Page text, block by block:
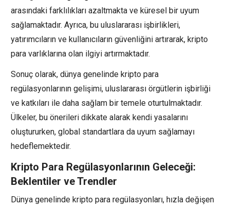
arasındaki farklılıkları azaltmakta ve küresel bir uyum
sağlamaktadır. Ayrıca, bu uluslararası işbirlikleri,
yatırımcıların ve kullanıcıların güvenliğini artırarak, kripto
para varlıklarına olan ilgiyi artırmaktadır.
Sonuç olarak, dünya genelinde kripto para
regülasyonlarının gelişimi, uluslararası örgütlerin işbirliği
ve katkıları ile daha sağlam bir temele oturtulmaktadır.
Ülkeler, bu önerileri dikkate alarak kendi yasalarını
oluştururken, global standartlara da uyum sağlamayı
hedeflemektedir.
Kripto Para Regülasyonlarının Geleceği:
Beklentiler ve Trendler
Dünya genelinde kripto para regülasyonları, hızla değişen